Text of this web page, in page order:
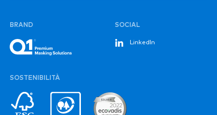
BRAND
SOSTENIBILITÀ
SOCIAL
LinkedIn